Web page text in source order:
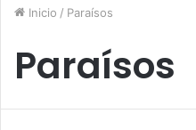
Inicio / Paraísos
Paraísos